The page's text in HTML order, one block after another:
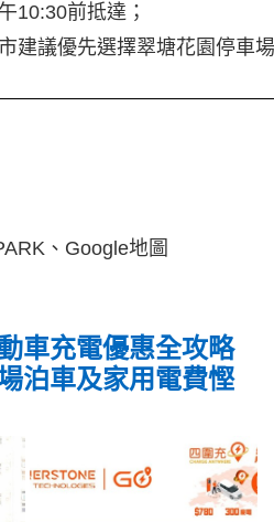
10:30前抵達；
建議優先選擇翠塘花園停車
、Google地圖
車充電優惠全攻略
泊車及家用電費慳